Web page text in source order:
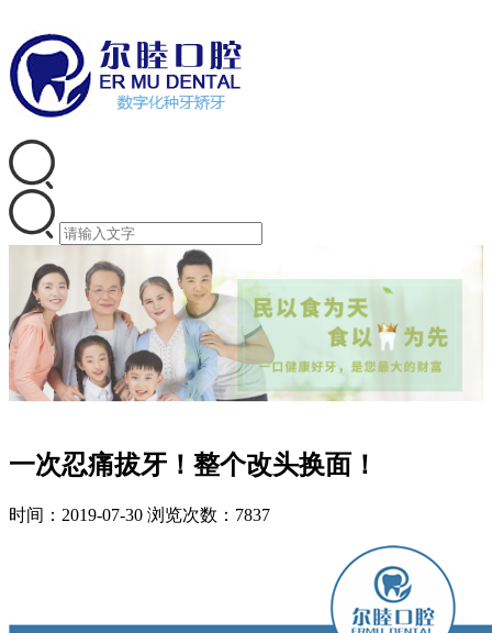
一次忍痛拔牙！整个改头换面！
时间：2019-07-30 浏览次数：7837